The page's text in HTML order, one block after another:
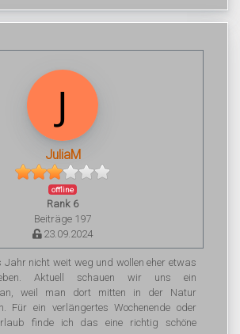
JuliaM
offline
Rank 6
Beiträge 197
23.09.2024
Jahr nicht weit weg und wollen eher etwas
Aktuell schauen wir uns ein
weil man dort mitten in der Natur
Für ein verlängertes Wochenende oder
finde ich das eine richtig schöne